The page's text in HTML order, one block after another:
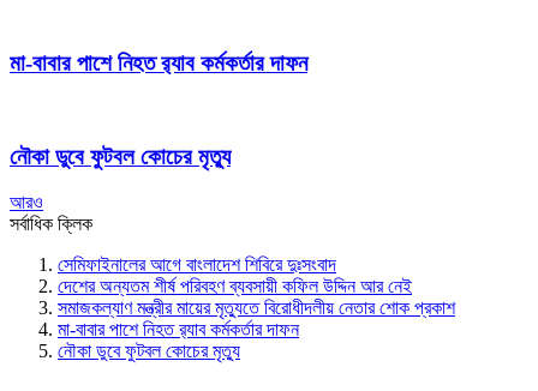
মা-বাবার পাশে নিহত র‍্যাব কর্মকর্তার দাফন
নৌকা ডুবে ফুটবল কোচের মৃত্যু
আরও
সর্বাধিক ক্লিক
সেমিফাইনালের আগে বাংলাদেশ শিবিরে দুঃসংবাদ
দেশের অন্যতম শীর্ষ পরিবহণ ব্যবসায়ী কফিল উদ্দিন আর নেই
সমাজকল্যাণ মন্ত্রীর মায়ের মৃত্যুতে বিরোধীদলীয় নেতার শোক প্রকাশ
মা-বাবার পাশে নিহত র‍্যাব কর্মকর্তার দাফন
নৌকা ডুবে ফুটবল কোচের মৃত্যু